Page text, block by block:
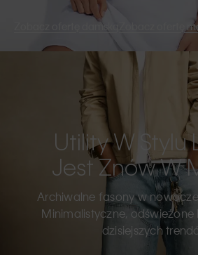
Zobacz ofertę damską Zobacz ofertę
Utility W Stylu
Jest Znów W
Archiwalne fasony w
Minimalistyczne,
dzisiejszych